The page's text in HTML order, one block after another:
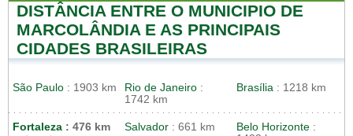
DISTÂNCIA ENTRE O MUNICIPIO DE
MARCOLÂNDIA E AS PRINCIPAIS
CIDADES BRASILEIRAS
São Paulo : 1903 km Rio de Janeiro :
1742 km
Brasília : 1218 km
Fortaleza : 476 km Salvador : 661 km Belo Horizonte :